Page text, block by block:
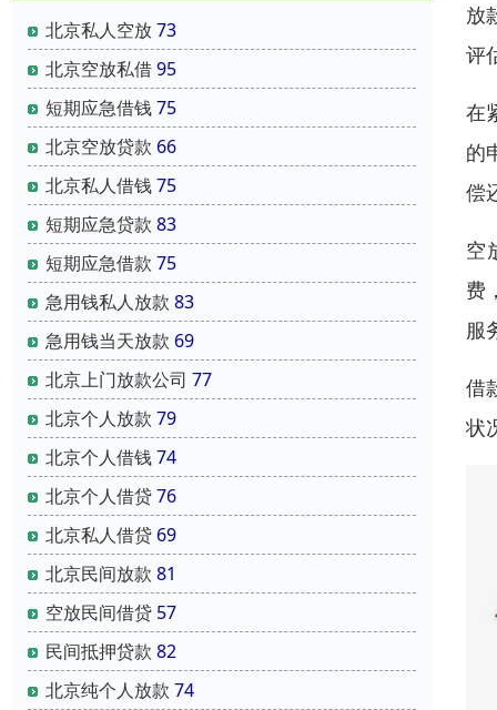
北京私人空放73
北京空放私借95
短期应急借钱75
北京空放贷款 66
北京私人借钱75
短期应急贷款 83
短期应急借款 75
急用钱私人放款 83
急用钱当天放款 69
北京上门放款公司 77
北京个人放款 79
北京个人借钱74
北京个人借贷76
北京私人借贷 69
北京民间放款 81
空放民间借贷 57
民间抵押贷款 82
北京纯个人放款 74
放
评
在
的
偿
空
费
服
借
状